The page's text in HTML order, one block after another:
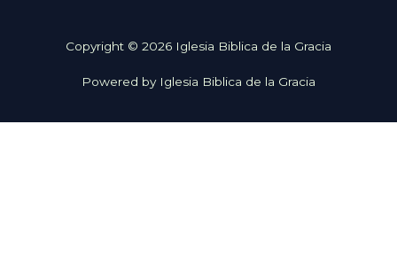
Copyright © 2026 Iglesia Biblica de la Gracia
Powered by Iglesia Biblica de la Gracia